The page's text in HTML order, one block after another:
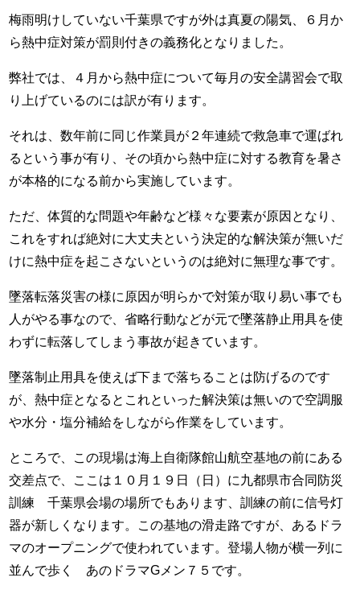
梅雨明けしていない千葉県ですが外は真夏の陽気、６月か
ら熱中症対策が罰則付きの義務化となりました。
弊社では、４月から熱中症について毎月の安全講習会で取
り上げているのには訳が有ります。
それは、数年前に同じ作業員が２年連続で救急車で運ばれ
るという事が有り、その頃から熱中症に対する教育を暑さ
が本格的になる前から実施しています。
ただ、体質的な問題や年齢など様々な要素が原因となり、
これをすれば絶対に大丈夫という決定的な解決策が無いだ
けに熱中症を起こさないというのは絶対に無理な事です。
墜落転落災害の様に原因が明らかで対策が取り易い事でも
人がやる事なので、省略行動などが元で墜落静止用具を使
わずに転落してしまう事故が起きています。
墜落制止用具を使えば下まで落ちることは防げるのです
が、熱中症となるとこれといった解決策は無いので空調服
や水分・塩分補給をしながら作業をしています。
ところで、この現場は海上自衛隊館山航空基地の前にある
交差点で、ここは１０月１９日（日）に九都県市合同防災
訓練 千葉県会場の場所でもあります、訓練の前に信号灯
器が新しくなります。この基地の滑走路ですが、あるドラ
マのオープニングで使われています。登場人物が横一列に
並んで歩く あのドラマGメン７５です。